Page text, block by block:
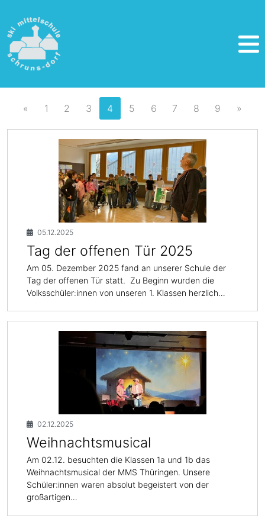
« 1 2 3 4 5 6 7 8 9 »
05.12.2025
Tag der offenen Tür 2025
Am 05. Dezember 2025 fand an unserer Schule der
Tag der offenen Tür statt. Zu Beginn wurden die
Volksschüler:innen von unseren 1. Klassen herzlich…
02.12.2025
Weihnachtsmusical
Am 02.12. besuchten die Klassen 1a und 1b das
Weihnachtsmusical der MMS Thüringen. Unsere
Schüler:innen waren absolut begeistert von der
großartigen…